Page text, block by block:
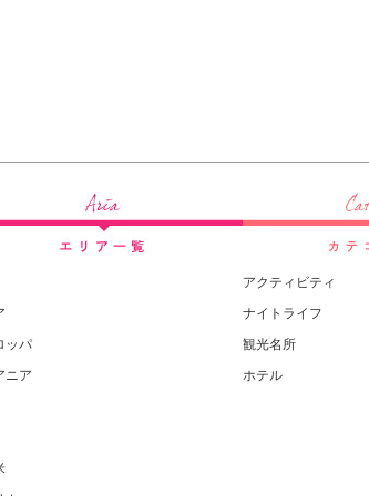
ッパ
ニア
アクティビティ
ナイトライフ
観光名所
ホテル